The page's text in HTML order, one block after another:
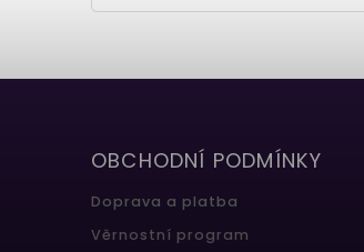
OBCHODNÍ PODMÍNKY
Doprava a platba
Věrnostní program